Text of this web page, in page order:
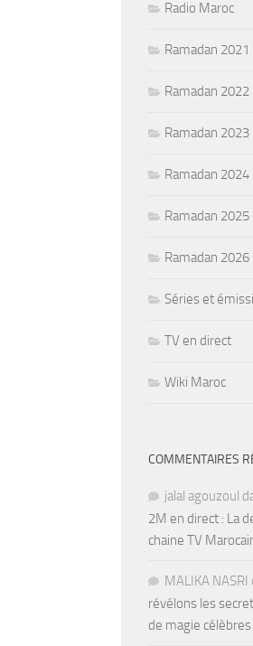
Radio Maroc
Ramadan 2021
Ramadan 2022
Ramadan 2023
Ramadan 2024
Ramadan 2025
Ramadan 2026
Séries et
TV en direct
Wiki Maroc
COMMENTAIRES
jalal agouzoul
2M en direct : La
chaine TV
MALIKA NASRI
révélons les
de magie célèbres